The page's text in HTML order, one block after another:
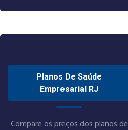
Planos De Saúde
Empresarial RJ
Compare os preços dos planos de